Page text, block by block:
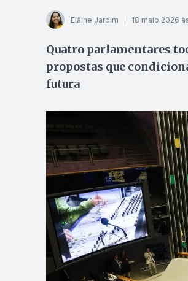
Elâine Jardim 18 maio 2026
Quatro parlamentares
propostas que
futura